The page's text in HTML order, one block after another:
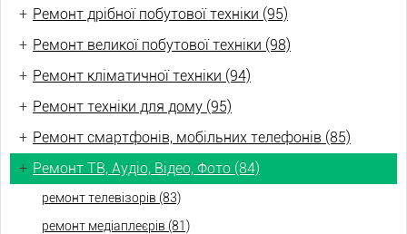
+ Ремонт дрібної побутової техніки (95)
+ Ремонт великої побутової техніки (98)
+ Ремонт кліматичної техніки (94)
+ Ремонт техніки для дому (95)
+ Ремонт смартфонів, мобільних телефонів (85)
+ Ремонт ТВ, Аудіо, Відео, Фото (84)
ремонт телевізорів (83)
ремонт медіаплеєрів (81)